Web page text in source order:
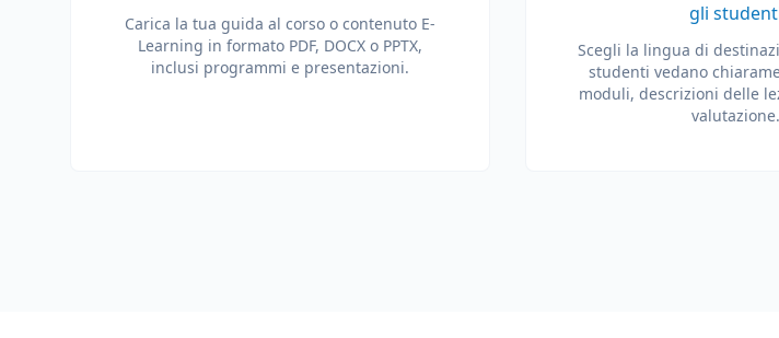
Carica la tua guida al corso o contenuto E-
Learning in formato PDF, DOCX o PPTX,
inclusi programmi e presentazioni.
gli
Scegli la lingua di
studenti vedano
moduli, descrizioni delle
valutazione.